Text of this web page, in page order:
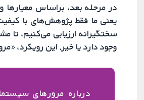
در مرحله بعد، براساس
یعنی ما فقط پژوهش‌های با
سختگیرانه ارزیابی می‌کنیم،
وجود دارد یا خیر. این رویکرد،
درباره مرورهای